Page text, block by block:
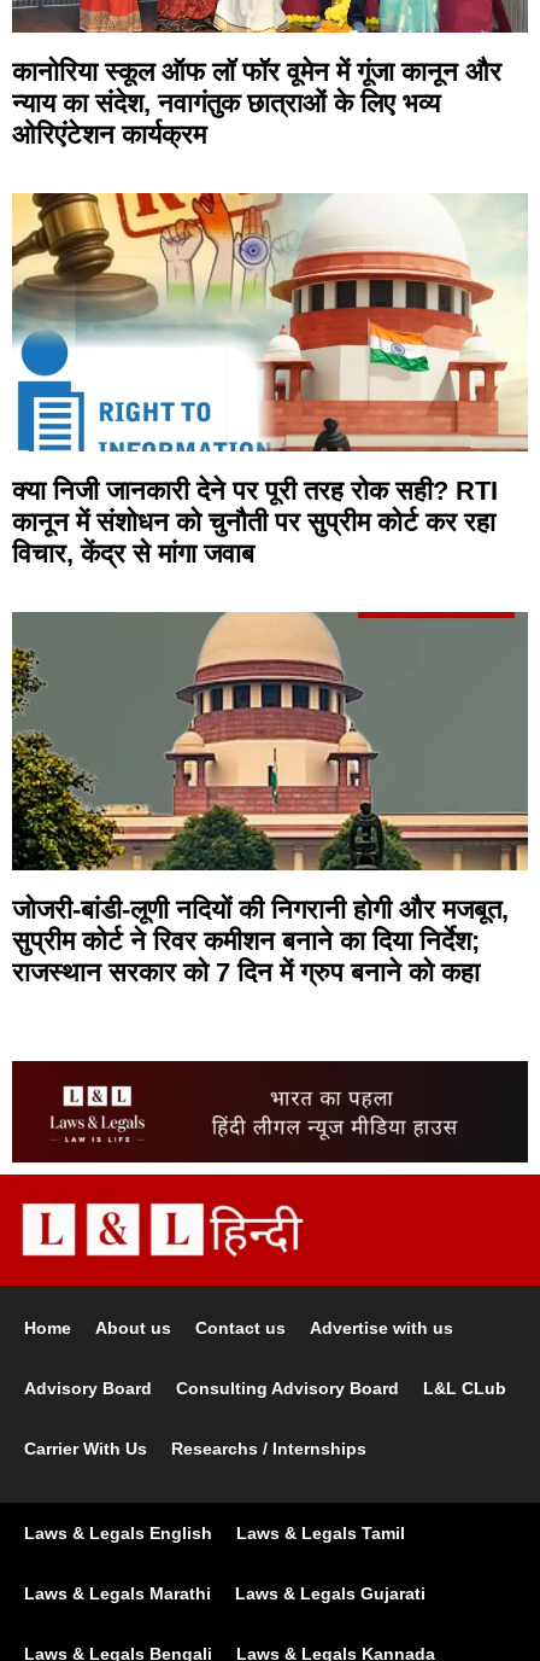
कानोरिया स्कूल ऑफ लॉ फॉर वूमेन में गूंजा कानून और
न्याय का संदेश, नवागंतुक छात्राओं के लिए भव्य
ओरिएंटेशन कार्यक्रम
क्या निजी जानकारी देने पर पूरी तरह रोक सही? RTI
कानून में संशोधन को चुनौती पर सुप्रीम कोर्ट कर रहा
विचार, केंद्र से मांगा जवाब
जोजरी-बांडी-लूणी नदियों की निगरानी होगी और मजबूत,
सुप्रीम कोर्ट ने रिवर कमीशन बनाने का दिया निर्देश;
राजस्थान सरकार को 7 दिन में ग्रुप बनाने को कहा
Home About us Contact us Advertise with us
Advisory Board Consulting Advisory Board L&L CLub
Carrier With Us Researchs / Internships
Laws & Legals English Laws & Legals Tamil
Laws & Legals Marathi Laws & Legals Gujarati
Laws & Legals Bengali Laws & Legals Kannada